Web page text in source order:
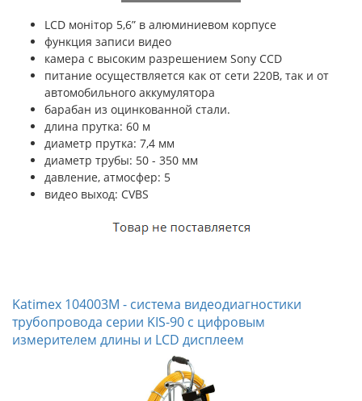
LCD монітор 5,6” в алюминиевом корпусе
функция записи видео
камера с высоким разрешением Sony CCD
питание осуществляется как от сети 220В, так и от
автомобильного аккумулятора
барабан из оцинкованной стали.
длина прутка: 60 м
диаметр прутка: 7,4 мм
диаметр трубы: 50 - 350 мм
давление, атмосфер: 5
видео выход: CVBS
Katimex 104003M - cистема видеодиагностики
трубопровода серии KIS-90 с цифровым
измерителем длины и LCD дисплеем